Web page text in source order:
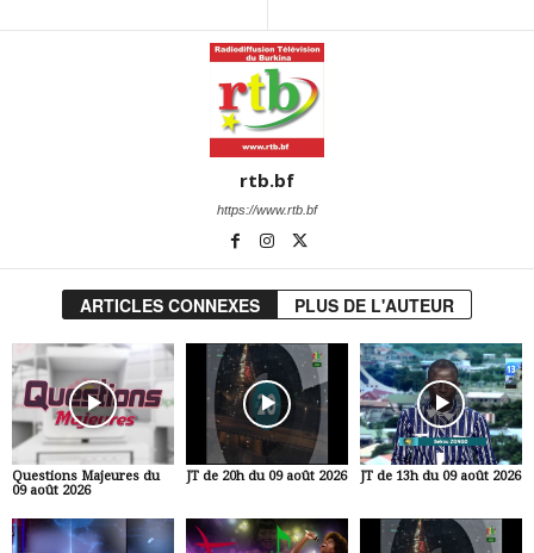
rtb.bf
https://www.rtb.bf
ARTICLES CONNEXES PLUS DE L'AUTEUR
Questions Majeures du
09 août 2026
JT de 20h du 09 août 2026 JT de 13h du 09 août 2026